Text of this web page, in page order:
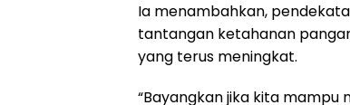
Ia menambahkan,
tantangan ketahanan
yang terus meningkat.
“Bayangkan jika kita mampu